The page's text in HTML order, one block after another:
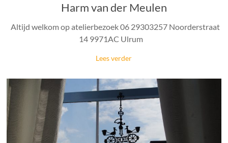
Harm van der Meulen
Altijd welkom op atelierbezoek 06 29303257 Noorderstraat
14 9971AC Ulrum
Lees verder